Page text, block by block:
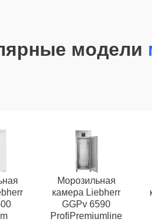
модели
Морозильная
камера Liebherr
GGPv 6590
ProfiPremiumline